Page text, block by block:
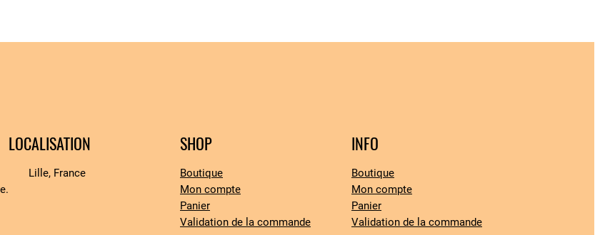
LOCALISATION
Lille, France
SHOP
Boutique
Mon compte
Panier
Validation de la commande
INFO
Boutique
Mon compte
Panier
Validation de la commande